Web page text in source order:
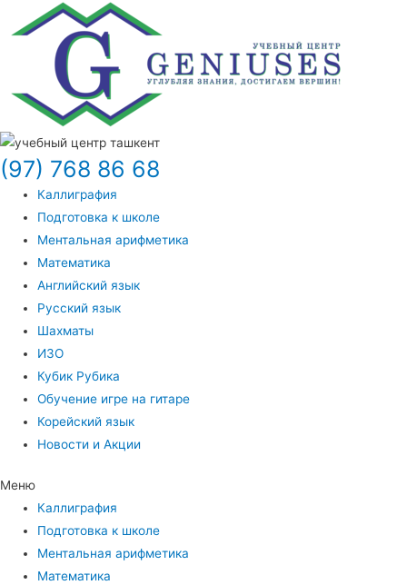
(97) 768 86 68
Каллиграфия
Подготовка к школе
Ментальная арифметика
Математика
Английский язык
Русский язык
Шахматы
ИЗО
Кубик Рубика
Обучение игре на гитаре
Корейский язык
Новости и Акции
Меню
Каллиграфия
Подготовка к школе
Ментальная арифметика
Математика